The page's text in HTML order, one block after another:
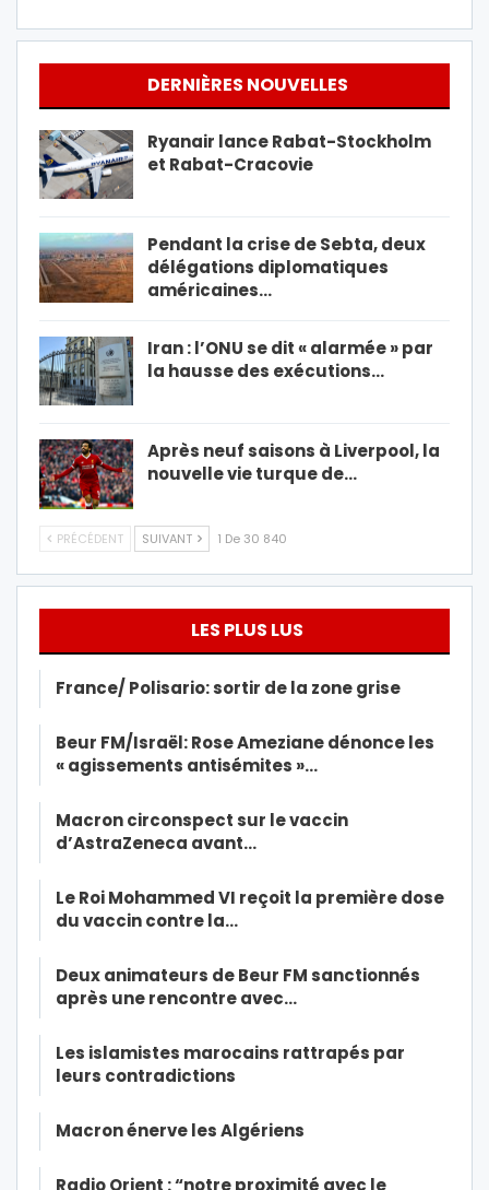
DERNIÈRES NOUVELLES
Ryanair lance Rabat-Stockholm
et Rabat-Cracovie
Pendant la crise de Sebta, deux
délégations diplomatiques
américaines…
Iran : l’ONU se dit « alarmée » par
la hausse des exécutions…
Après neuf saisons à Liverpool, la
nouvelle vie turque de…
PRÉCÉDENT SUIVANT 1 De 30 840
LES PLUS LUS
France/ Polisario: sortir de la zone grise
Beur FM/Israël: Rose Ameziane dénonce les
« agissements antisémites »…
Macron circonspect sur le vaccin
d’AstraZeneca avant…
Le Roi Mohammed VI reçoit la première dose
du vaccin contre la…
Deux animateurs de Beur FM sanctionnés
après une rencontre avec…
Les islamistes marocains rattrapés par
leurs contradictions
Macron énerve les Algériens
Radio Orient : “notre proximité avec le